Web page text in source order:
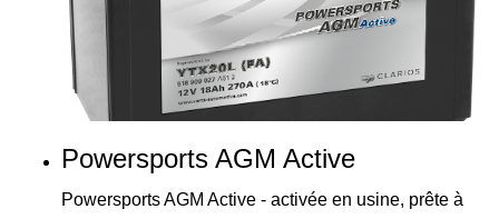
Powersports AGM Active
Powersports AGM Active - activée en usine, prête à